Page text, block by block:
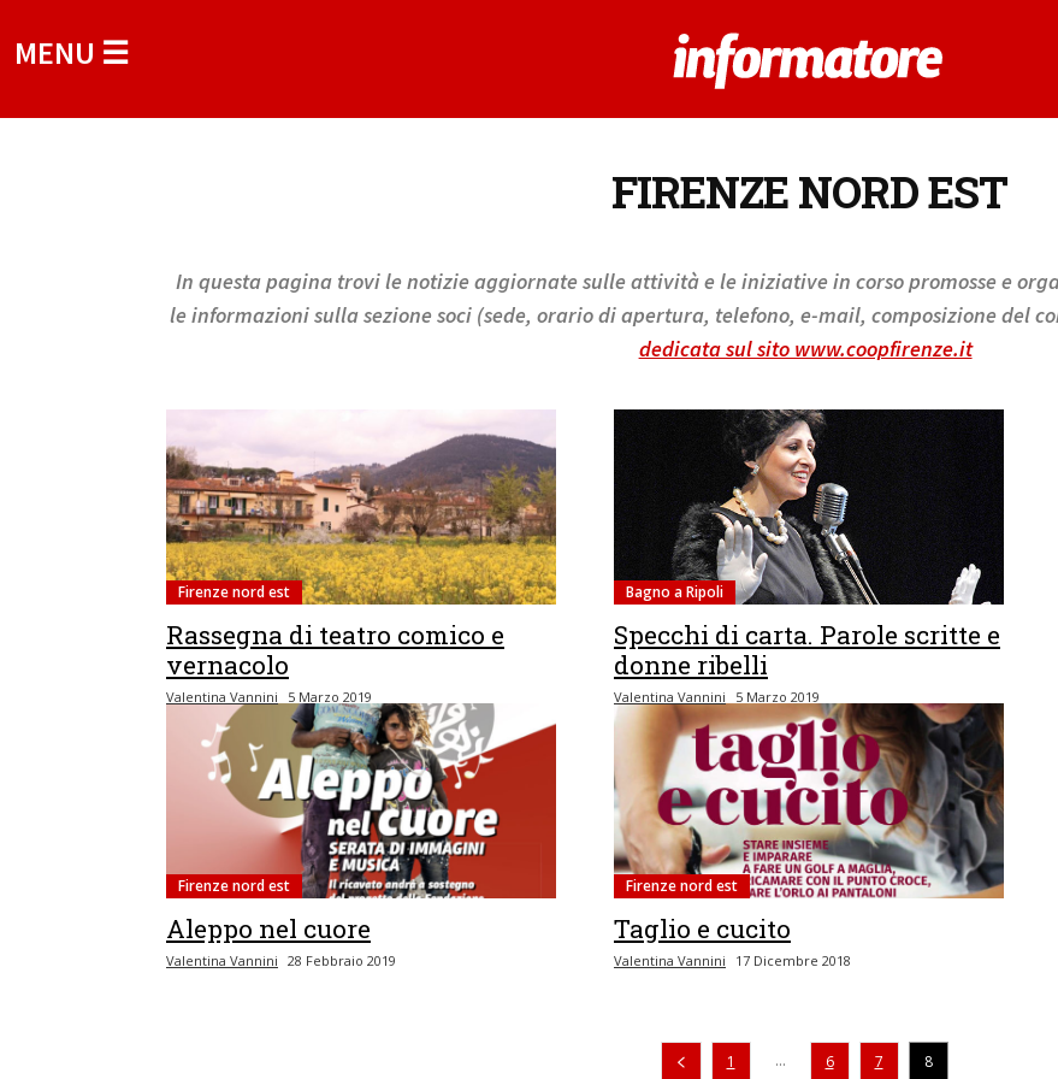
MENU ☰
FIRENZE NORD EST
In questa pagina trovi le notizie aggiornate sulle attività e le iniziative in corso promosse e
le informazioni sulla sezione soci (sede, orario di apertura, telefono, e-mail, composizione del
dedicata sul sito www.coopfirenze.it
Firenze nord est
Rassegna di teatro comico e
vernacolo
Valentina Vannini 5 Marzo 2019
Bagno a Ripoli
Specchi di carta. Parole scritte e
donne ribelli
Valentina Vannini 5 Marzo 2019
Firenze nord est
Aleppo nel cuore
Valentina Vannini 28 Febbraio 2019
Firenze nord est
Taglio e cucito
Valentina Vannini 17 Dicembre 2018
Pagina precedente
1 ... 6 7 8